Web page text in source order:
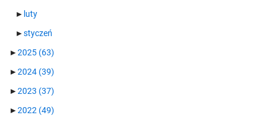
► luty
►styczeń
►2025 (63)
►2024 (39)
►2023 (37)
►2022 (49)